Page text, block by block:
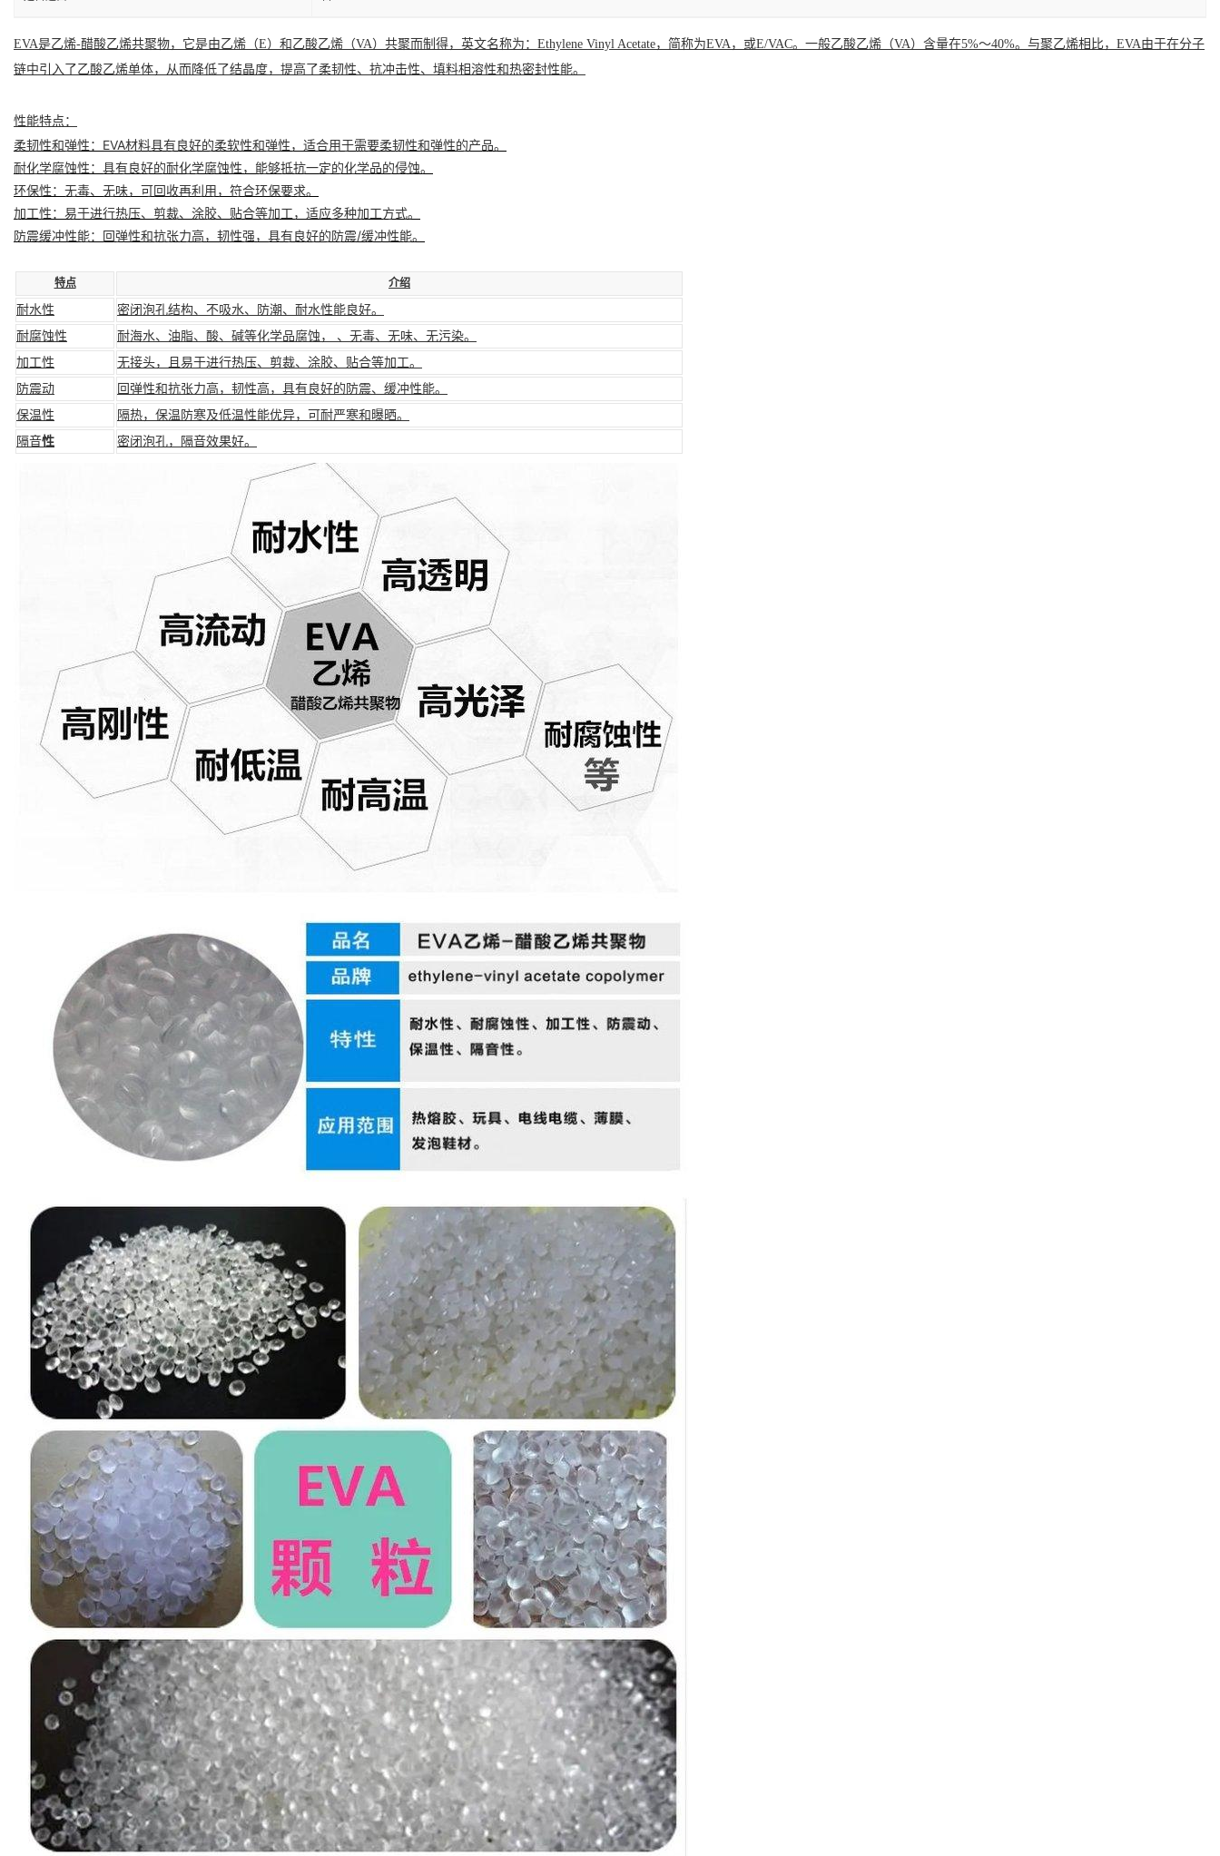
EVA是乙烯-醋酸乙烯共聚物，它是由乙烯（E）和乙酸乙烯（VA）共聚而制得，英文名称为：Ethylene Vinyl Acetate，简称为EVA，或E/VAC。一般乙酸乙烯（VA）含量在5%～40%。与聚乙烯相比，EVA由于在分子
链中引入了乙酸乙烯单体，从而降低了结晶度，提高了柔韧性、 抗冲击性、填料相溶性和热密封性能。
性能特点：
柔韧性和弹性：EVA材料具有良好的柔软性和弹性，适合用于需要柔韧性和弹性的产品。
耐化学腐蚀性：具有良好的耐化学腐蚀性，能够抵抗一定的化学品的侵蚀。
环保性：无毒、无味，可回收再利用，符合环保要求。
加工性：易于进行热压、剪裁、涂胶、贴合等加工，适应多种加工方式。
防震缓冲性能：回弹性和抗张力高，韧性强，具有良好的防震/缓冲性能。
特点 介绍
耐水性
密闭泡孔结构、不吸水、防潮、耐水性能良好。
耐腐蚀性
耐海水、油脂、酸、碱等化学品腐蚀， 、无毒、无味、无污染。
加工性
无接头，且易于进行热压、剪裁、涂胶、贴合等加工。
防震动
回弹性和抗张力高，韧性高，具有良好的防震、缓冲性能。
保温性
隔热，保温防寒及低温性能优异，可耐严寒和曝晒。
隔音性 密闭泡孔，隔音效果好。